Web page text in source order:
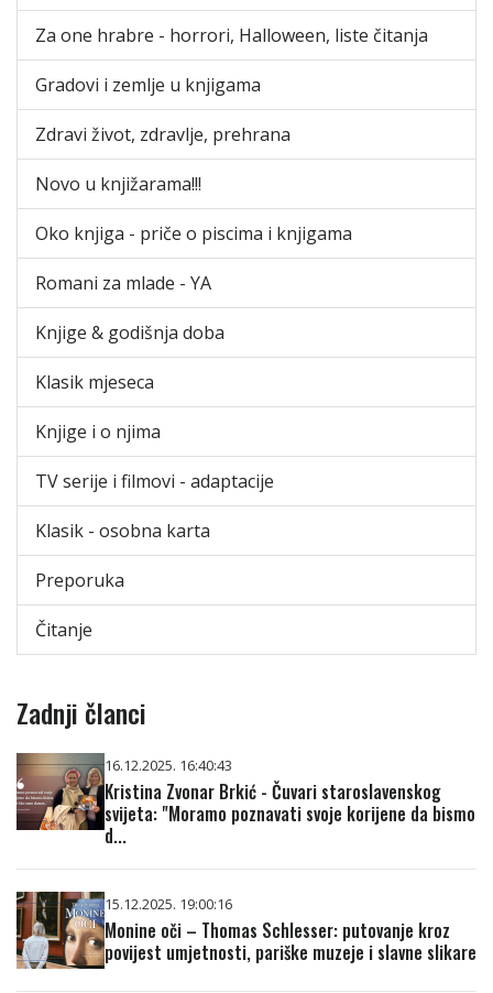
Za one hrabre - horrori, Halloween, liste čitanja
Gradovi i zemlje u knjigama
Zdravi život, zdravlje, prehrana
Novo u knjižarama!!!
Oko knjiga - priče o piscima i knjigama
Romani za mlade - YA
Knjige & godišnja doba
Klasik mjeseca
Knjige i o njima
TV serije i filmovi - adaptacije
Klasik - osobna karta
Preporuka
Čitanje
Zadnji članci
16.12.2025. 16:40:43
Kristina Zvonar Brkić - Čuvari staroslavenskog
svijeta: "Moramo poznavati svoje korijene da bismo
d...
15.12.2025. 19:00:16
Monine oči – Thomas Schlesser: putovanje kroz
povijest umjetnosti, pariške muzeje i slavne slikare